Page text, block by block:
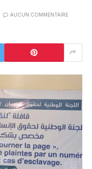
AUCUN COMMENTAIRE